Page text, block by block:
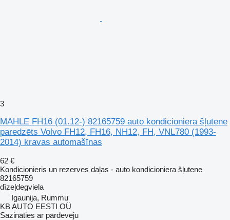
3
MAHLE FH16 (01.12-) 82165759 auto kondicioniera šļutene
paredzēts Volvo FH12, FH16, NH12, FH, VNL780 (1993-
2014) kravas automašīnas
62 €
Kondicionieris un rezerves daļas - auto kondicioniera šļutene
82165759
dīzeļdegviela
Igaunija, Rummu
KB AUTO EESTI OÜ
Sazināties ar pārdevēju